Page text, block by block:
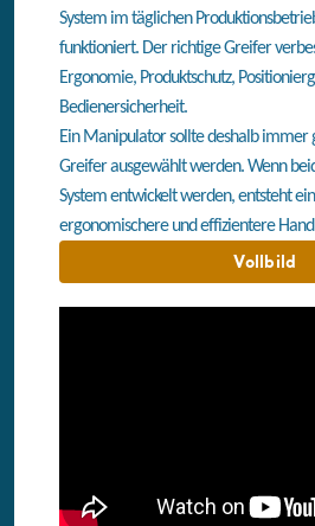
System im täglichen
funktioniert. Der richtige Greifer
Ergonomie, Produktschutz,
Bedienersicherheit.
Ein Manipulator sollte deshalb
Greifer ausgewählt werden. Wenn
System entwickelt werden, entsteht
ergonomischere und effizientere
Vollbild